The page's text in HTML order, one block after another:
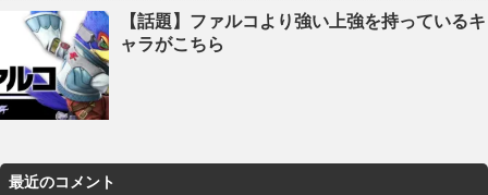
【話題】ファルコより強い上強を持っているキ
ャラがこちら
最近のコメント